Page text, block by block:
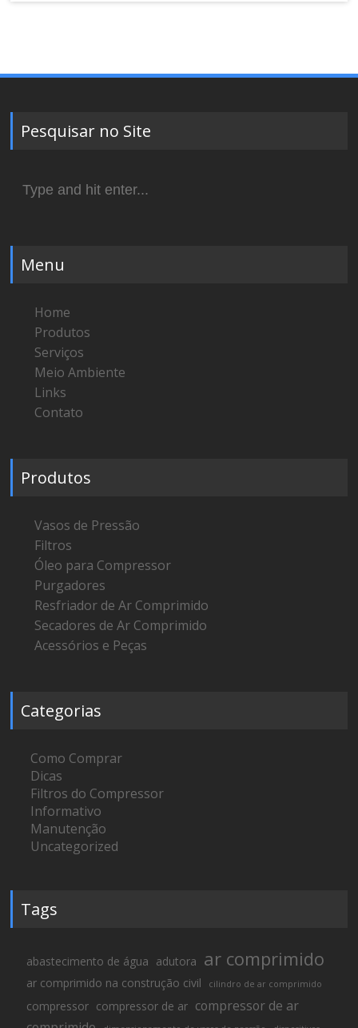
Pesquisar no Site
for:
Menu
Home
Produtos
Serviços
Meio Ambiente
Links
Contato
Produtos
Vasos de Pressão
Filtros
Óleo para Compressor
Purgadores
Resfriador de Ar Comprimido
Secadores de Ar Comprimido
Acessórios e Peças
Categorias
Como Comprar
Dicas
Filtros do Compressor
Informativo
Manutenção
Uncategorized
Tags
abastecimento de água adutora ar comprimido
ar comprimido na construção civil cilindro de ar comprimido
compressor compressor de ar compressor de ar